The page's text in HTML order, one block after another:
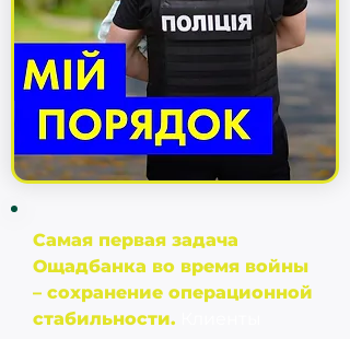
Самая первая задача
Ощадбанка во время войны
– сохранение операционной
стабильности.